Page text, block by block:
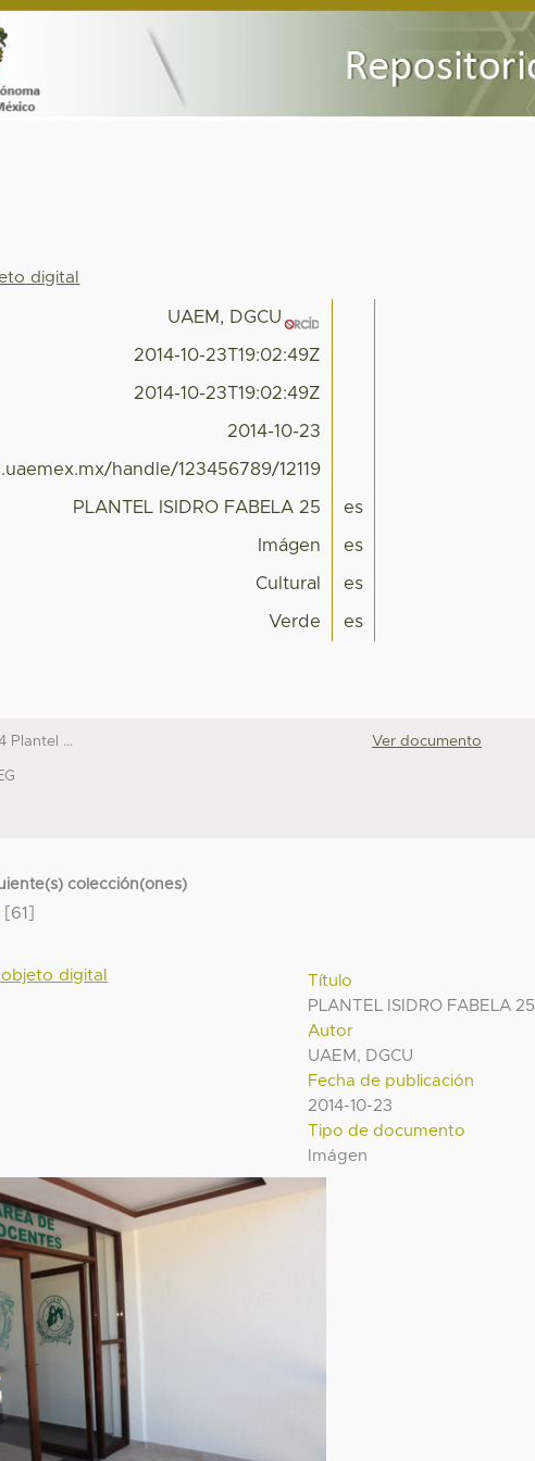
digital
UAEM, DGCU
2014-10-23T19:02:49Z
2014-10-23T19:02:49Z
2014-10-23
handle/123456789/12119
PLANTEL ISIDRO FABELA 25 es
Imágen es
Cultural es
Verde es
Plantel ...
Ver documento
colección(ones)
[61]
Título
PLANTEL ISIDRO FABELA 25
Autor
UAEM, DGCU
Fecha de publicación
2014-10-23
Tipo de documento
Imágen
digital